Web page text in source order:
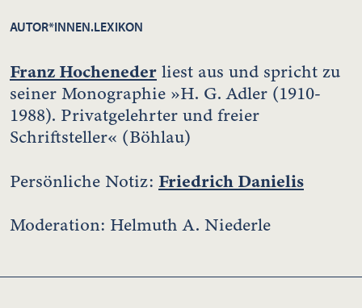
AUTOR*INNEN.LEXIKON
Franz Hocheneder liest aus und spricht zu
seiner Monographie »H. G. Adler (1910-
1988). Privatgelehrter und freier
Schriftsteller« (Böhlau)
Persönliche Notiz: Friedrich Danielis
Moderation: Helmuth A. Niederle